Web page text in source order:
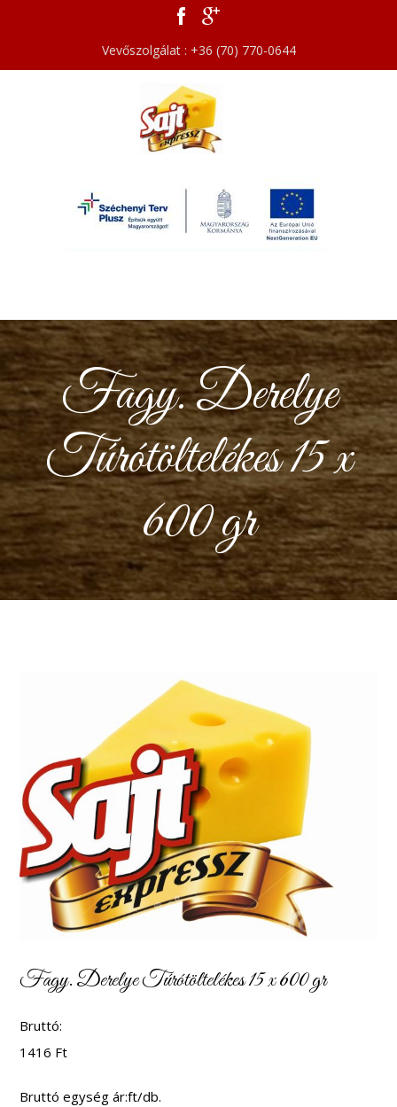
Vevőszolgálat : +36 (70) 770-0644
Fagy. Derelye
Túrótöltelékes 15 x
600 gr
Fagy. Derelye Túrótöltelékes 15 x 600 gr
Bruttó:
1416 Ft
Bruttó egység ár:ft/db.